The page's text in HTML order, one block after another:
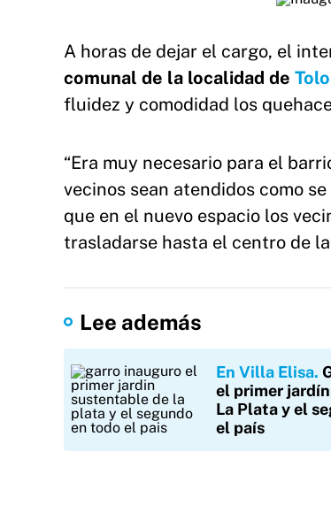
A horas de dejar el cargo, el
comunal de la localidad de
fluidez y comodidad los
“Era muy necesario para el
vecinos sean atendidos como
que en el nuevo espacio los
trasladarse hasta el centro de la
Lee además
En Villa Elisa
el primer
La Plata y el
el país